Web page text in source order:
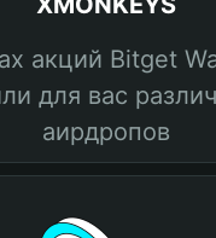
акций Bitget
для вас
аирдропов